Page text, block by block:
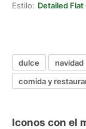
Estilo: Detailed
dulce navidad
comida y
Iconos con el